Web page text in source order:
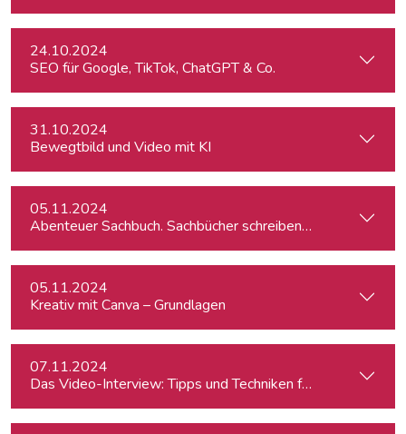
24.10.2024
SEO für Google, TikTok, ChatGPT & Co.
31.10.2024
Bewegtbild und Video mit KI
05.11.2024
Abenteuer Sachbuch. Sachbücher schreiben für
05.11.2024
Kreativ mit Canva – Grundlagen
07.11.2024
Das Video-Interview: Tipps und Techniken für TV und Web